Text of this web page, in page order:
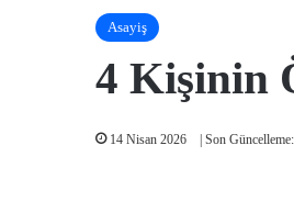
Asayiş
4 Kişinin
14 Nisan 2026 | Son